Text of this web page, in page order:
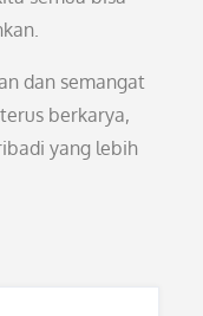
dan semangat
berkarya,
yang lebih